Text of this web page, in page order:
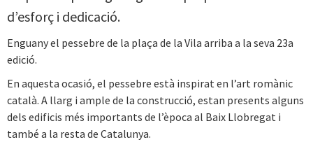
d’esforç i dedicació.
Enguany el pessebre de la plaça de la Vila arriba a la seva 23a
edició.
En aquesta ocasió, el pessebre està inspirat en l’art romànic
català. A llarg i ample de la construcció, estan presents alguns
dels edificis més importants de l’època al Baix Llobregat i
també a la resta de Catalunya.